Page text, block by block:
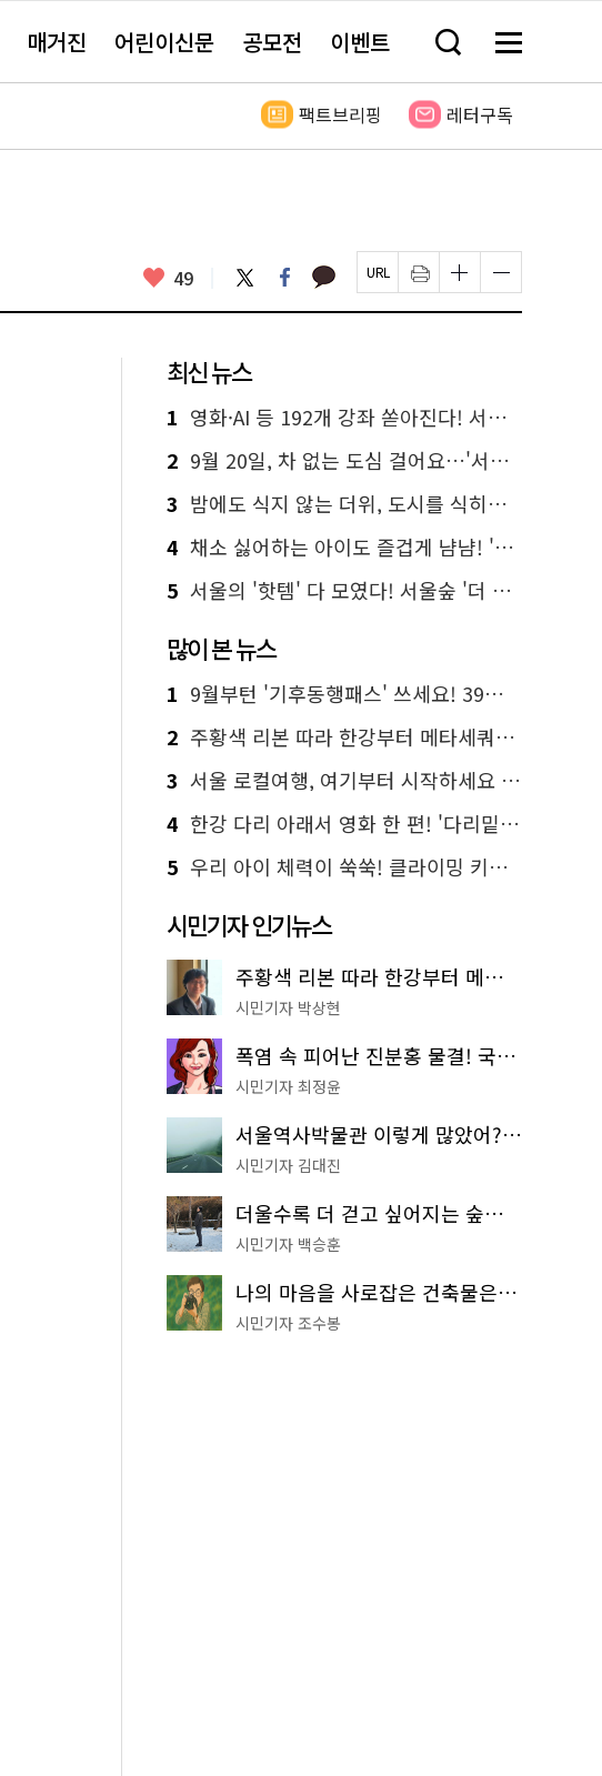
매거진 어린이신문 공모전 이벤트 검
창
기
메
전
보
팩트브리핑 레터구독
좋
요
49 트
위
터
페
이
스
카
카 페
이
지
인
쇄
하
글
자
크
하
기
글
자
크
하
최신 뉴스
1 영화·AI 등 192개 강좌 쏟아진다! 서울시민대학 선착순 신청
2 9월 20일, 차 없는 도심 걸어요…'서울 걷자 페스티벌' 선착순 5천명
3 밤에도 식지 않는 더위, 도시를 식히는 시원한 해법은?
4 채소 싫어하는 아이도 즐겁게 냠냠! '찾아가는 서울시 식생활 교육' 현장
5 서울의 '핫템' 다 모였다! 서울숲 '더 서울마이소울 라운지' 오픈
많이 본 뉴스
1 9월부턴 '기후동행패스' 쓰세요! 39세까지 청년 혜택
2 주황색 리본 따라 한강부터 메타세쿼이아 숲길까지…서울둘레길 15코스
3 서울 로컬여행, 여기부터 시작하세요 '서울에디션25'
4 한강 다리 아래서 영화 한 편! '다리밑 영화관' 무료 상영
5 우리 아이 체력이 쑥쑥! 클라이밍 키즈카페·어린이 체력장
시민기자 인기뉴스
주황색 리본 따라 한강부터 메타세쿼이아 숲길까지…서울둘레길 15코스
시민기자 박상현
폭염 속 피어난 진분홍 물결! 국립중앙박물관 배롱나무 명소
시민기자 최정윤
서울역사박물관 이렇게 많았어? 주말마다 한 곳씩 떠나는 역사 산책
시민기자 김대진
더울수록 더 걷고 싶어지는 숲길! 서울둘레길 '아차산 코스'
시민기자 백승훈
나의 마음을 사로잡은 건축물은? '서울시 건축상' 수상작 공개!
시민기자 조수봉